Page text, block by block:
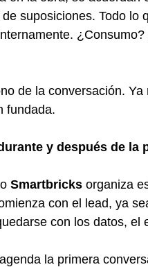
suposiciones. Todo
de la conversación.
fundada.
y después de la
Smartbricks organiza
con el lead, ya
con los datos, el
la primera